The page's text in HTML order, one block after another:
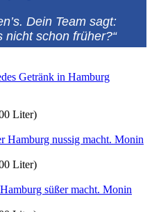
Dein Team sagt:
nicht schon früher?“
Liter)
Monin
Liter)
Monin